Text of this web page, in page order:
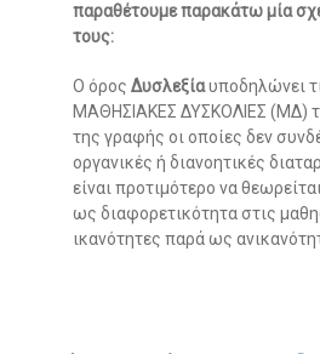
παραθέτουμε παρακάτω μία
τους:
Ο όρος Δυσλεξίαυποδηλώνει
ΜΑΘΗΣΙΑΚΕΣ ΔΥΣΚΟΛΙΕΣ (ΜΔ)
της γραφής οι οποίες δεν
οργανικές ή διανοητικές
είναι προτιμότερο να θεωρείται
ως διαφορετικότητα στις
ικανότητες παρά ως